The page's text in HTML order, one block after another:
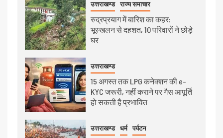
उत्तराखण्ड राज्य समाचार
रुद्रप्रयाग में बारिश का कहर:
भूस्खलन से दहशत, 10 परिवारों ने छोड़े
घर
उत्तराखण्ड
15 अगस्त तक LPG कनेक्शन की e-
KYC जरूरी, नहीं कराने पर गैस आपूर्ति
हो सकती है प्रभावित
उत्तराखण्ड धर्म पर्यटन